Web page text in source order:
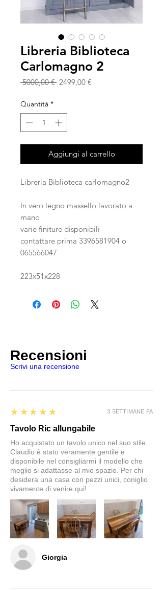
Libreria Biblioteca
Carlomagno 2
5000,00 € Prezzo
2499,00 €Prezzo
Quantità *
Aggiungi al carrello
Libreria Biblioteca carlomagno2
In vero legno massello lavorato a
mano
varie finiture disponibili
contattare prima 3396581904 o
065566047
223x51x228
Recensioni
Scrivi una recensione
Giorgia
5
★★★★★
Tavolo Ric allungabile
Ho acquistato un tavolo unico nel suo stile.
Claudio è stato veramente gentile e
disponibile nel consigliarmi il modello che
meglio si adattasse al mio spazio. Per chi
desidera una casa con pezzi unici, coniglio
vivamente di venire qui!
3 SETTIMANE FA